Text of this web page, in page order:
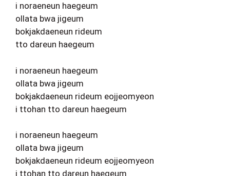
i noraeneun haegeum
ollata bwa jigeum
bokjakdaeneun rideum
tto dareun haegeum
i noraeneun haegeum
ollata bwa jigeum
bokjakdaeneun rideum eojjeomyeon
i ttohan tto dareun haegeum
i noraeneun haegeum
ollata bwa jigeum
bokjakdaeneun rideum eojjeomyeon
i ttohan tto dareun haegeum